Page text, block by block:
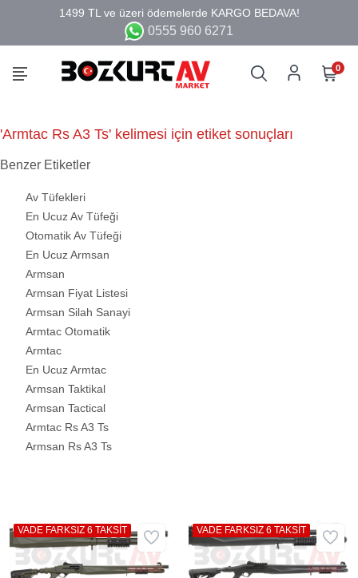
0555 960 6271
0
'Armtac Rs A3 Ts' kelimesi için etiket sonuçları
Benzer Etiketler
Av Tüfekleri
En Ucuz Av Tüfeği
Otomatik Av Tüfeği
En Ucuz Armsan
Armsan
Armsan Fiyat Listesi
Armsan Silah Sanayi
Armtac Otomatik
Armtac
En Ucuz Armtac
Armsan Taktikal
Armsan Tactical
Armtac Rs A3 Ts
Armsan Rs A3 Ts
VADE FARKSIZ 6 TAKSİT VADE FARKSIZ 6 TAKSİT